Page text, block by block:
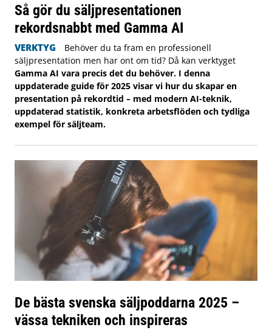
Så gör du säljpresentationen
rekordsnabbt med Gamma AI
VERKTYG
Behöver du ta fram en professionell
säljpresentation men har ont om tid? Då kan verktyget
Gamma AI vara precis det du behöver. I denna
uppdaterade guide för 2025 visar vi hur du skapar en
presentation på rekordtid – med modern AI-teknik,
uppdaterad statistik, konkreta arbetsflöden och tydliga
exempel för säljteam.
De bästa svenska säljpoddarna 2025 –
vässa tekniken och inspireras